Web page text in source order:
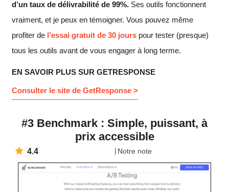
d’un taux de délivrabilité de 99%. Ses outils fonctionnent
vraiment, et je peux en témoigner. Vous pouvez même
profiter de l’essai gratuit de 30 jours pour tester (presque)
tous les outils avant de vous engager à long terme.
EN SAVOIR PLUS SUR GETRESPONSE
Consulter le site de GetResponse >
#3 Benchmark : Simple, puissant, à
prix accessible
4.4 Notre note